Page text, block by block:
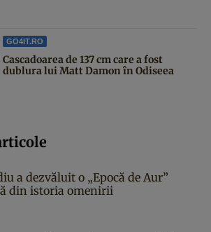
GO4IT.RO
Cascadoarea de 137 cm care a fost
dublura lui Matt Damon în Odiseea
a dezvăluit o „Epocă de Aur”
din istoria omenirii